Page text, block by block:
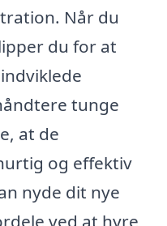
Når du
du for at
tunge
at de
og effektiv
nyde dit nye
ved at hyre